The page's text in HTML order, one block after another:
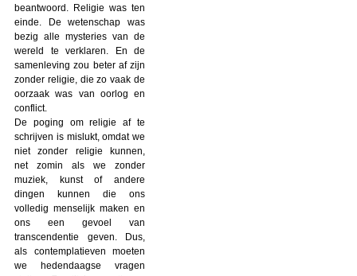
beantwoord. Religie was ten
einde. De wetenschap was
bezig alle mysteries van de
wereld te verklaren. En de
samenleving zou beter af zijn
zonder religie, die zo vaak de
oorzaak was van oorlog en
conflict.
De poging om religie af te
schrijven is mislukt, omdat we
niet zonder religie kunnen,
net zomin als we zonder
muziek, kunst of andere
dingen kunnen die ons
volledig menselijk maken en
ons een gevoel van
transcendentie geven. Dus,
als contemplatieven moeten
we hedendaagse vragen